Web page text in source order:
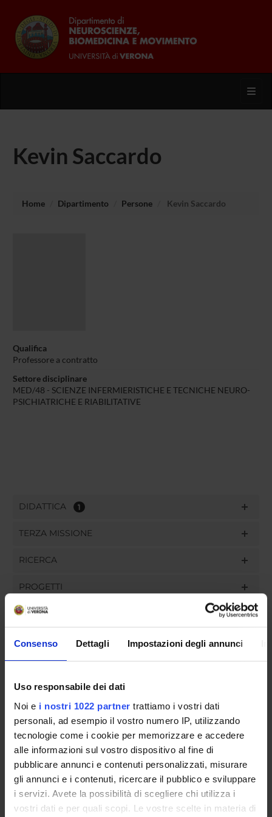
Consenso Dettagli Impostazioni degli annunci
Uso responsabile dei dati
Noi e i nostri 1022 partner trattiamo i vostri dati
personali, ad esempio il vostro numero IP, utilizzando
tecnologie come i cookie per memorizzare e accedere
alle informazioni sul vostro dispositivo al fine di
pubblicare annunci e contenuti personalizzati, misurare
gli annunci e i contenuti, ricercare il pubblico e sviluppare
i servizi. Avete la possibilità di scegliere chi utilizza i
vostri dati e per quali scopi. Le vostre scelte in materia di
Kevin Saccardo
Home Dipartimento Persone Kevin Saccardo
Qualifica
Professore a contratto
Settore disciplinare
MED/48 - SCIENZE INFERMIERISTICHE E TECNICHE NEURO-
PSICHIATRICHE E RIABILITATIVE
DIDATTICA 1
TERZA MISSIONE
RICERCA
PROGETTI
INCARICHI
GOVERNANCE
COMMISSIONI
UFFICI E STRUTTURE DI SERVIZIO
SERVIZI DI SEGRETERIA STUDENTI